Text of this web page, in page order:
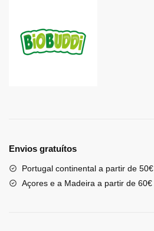
Envios gratuítos
Portugal continental a partir de 50€
Açores e a Madeira a partir de 60€